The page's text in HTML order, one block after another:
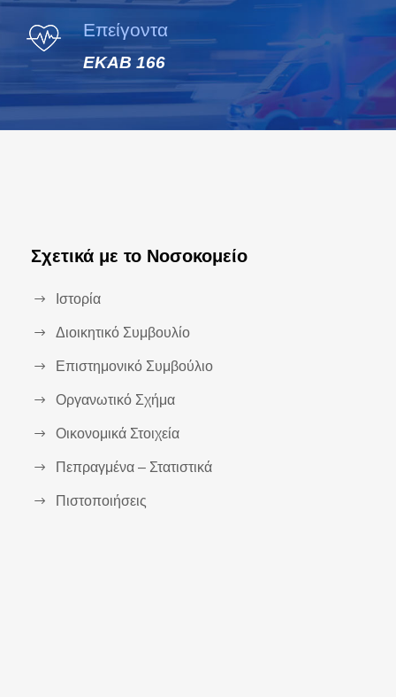
Επείγοντα
ΕΚΑΒ 166
Σχετικά με το Νοσοκομείο
Ιστορία
Διοικητικό Συμβουλίο
Επιστημονικό Συμβούλιο
Οργανωτικό Σχήμα
Οικονομικά Στοιχεία
Πεπραγμένα – Στατιστικά
Πιστοποιήσεις